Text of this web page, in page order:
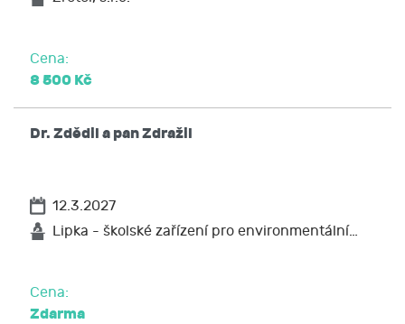
údajů nebo se obrátit na soud.
Cena:
8 500 Kč
Dr. Zdědil a pan Zdražil
12.3.2027
Lipka - školské zařízení pro environmentální…
Cena:
Zdarma